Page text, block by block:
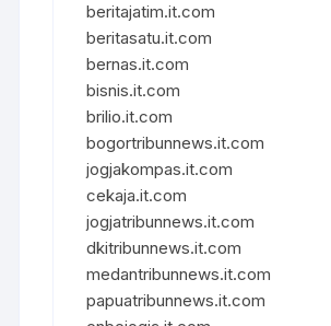
beritajatim.it.com
beritasatu.it.com
bernas.it.com
bisnis.it.com
brilio.it.com
bogortribunnews.it.com
jogjakompas.it.com
cekaja.it.com
jogjatribunnews.it.com
dkitribunnews.it.com
medantribunnews.it.com
papuatribunnews.it.com